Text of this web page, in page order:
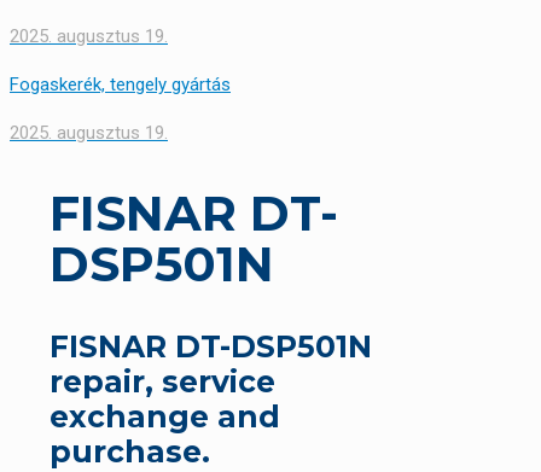
2025. augusztus 19.
Fogaskerék, tengely gyártás
2025. augusztus 19.
FISNAR DT-
DSP501N
FISNAR DT-DSP501N
repair, service
exchange and
purchase.